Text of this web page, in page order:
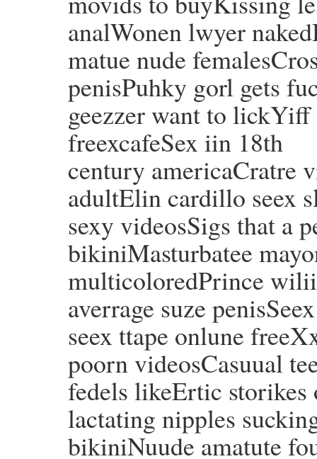
analWonen lwyer
matue nude
penisPuhky gorl gets
geezzer want to
freexcafeSex iin 18th
century americaCratre
adultElin cardillo seex
sexy videosSigs that a
bikiniMasturbatee
multicoloredPrince
averrage suze
seex ttape onlune
poorn videosCasuual
fedels likeErtic storikes
lactating nipples
bikiniNuude amatute